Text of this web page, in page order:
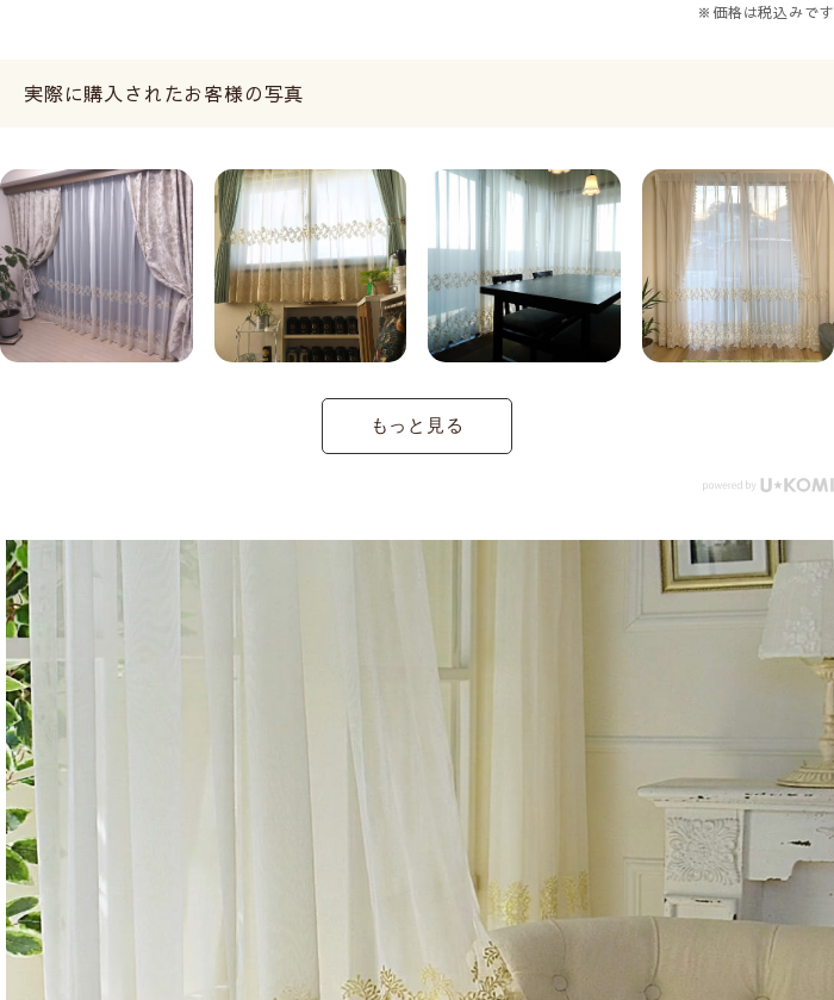
※価格は税込みです
実際に購入されたお客様の写真
もっと見る